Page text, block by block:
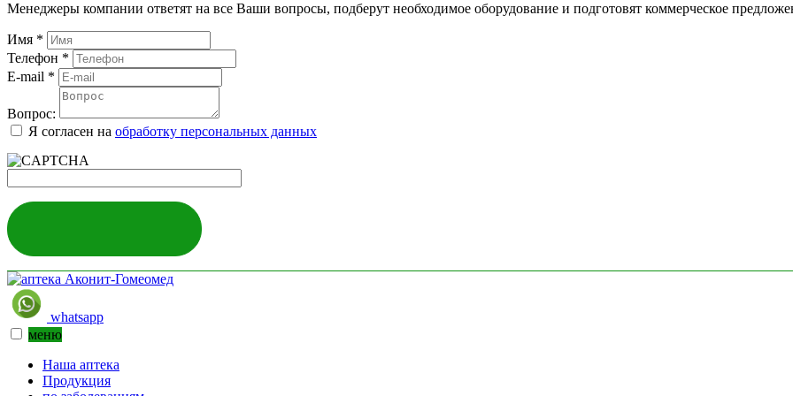
Менеджеры компании ответят на все Ваши вопросы, подберут необходимое оборудование и подготовят коммерческое
Имя *
Телефон *
E-mail *
Вопрос:
Я согласен на обработку персональных данных
whatsapp
меню
Наша аптека
Продукция